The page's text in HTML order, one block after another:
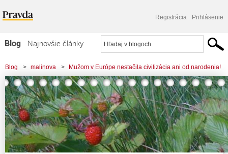
Registrácia Prihlásenie
Blog
Najnovšie články
Najčítanejšie články
Najkomentovanejšie články
Zoznam blogov
Komerčné blogy
Blog > malinova > Mužom v Európe nestačila civilizácia ani od narodenia!